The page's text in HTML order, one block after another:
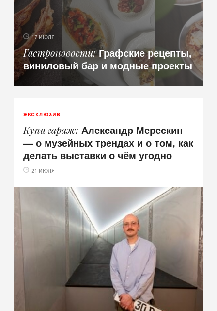
17 ИЮЛЯ
Гастроновости Графские рецепты,
виниловый бар и модные проекты
ЭКСКЛЮЗИВ
Купи гараж Александр Мерескин
— о музейных трендах и о том, как
делать выставки о чём угодно
21 ИЮЛЯ